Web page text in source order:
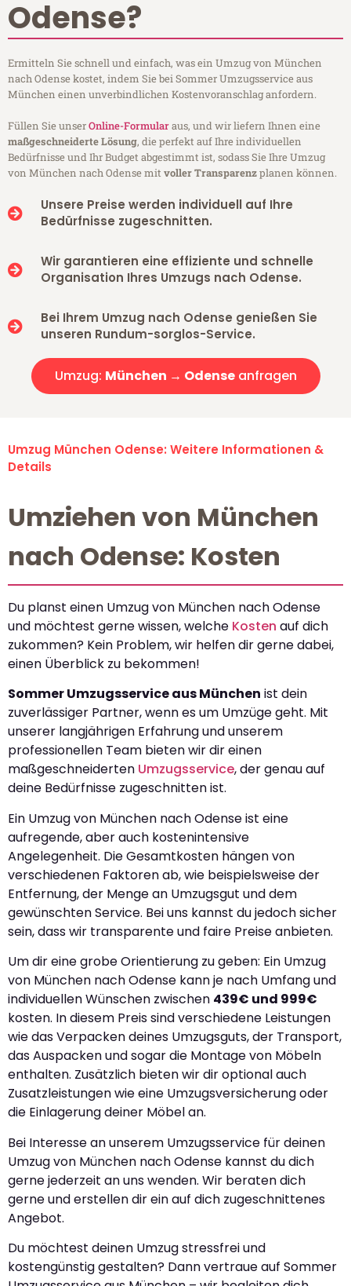
Odense?
Ermitteln Sie schnell und einfach, was ein Umzug von München
nach Odense kostet, indem Sie bei Sommer Umzugsservice aus
München einen unverbindlichen Kostenvoranschlag anfordern.
Füllen Sie unserOnline-Formularaus, und wir liefern Ihnen eine
maßgeschneiderte Lösung, die perfekt auf Ihre individuellen
Bedürfnisse und Ihr Budget abgestimmt ist, sodass Sie Ihre Umzug
von München nach Odense mitvoller Transparenzplanen können.
Unsere Preise werden individuell auf Ihre
Bedürfnisse zugeschnitten.
Wir garantieren eine effiziente und schnelle
Organisation Ihres Umzugs nach Odense.
Bei Ihrem Umzug nach Odense genießen Sie
unseren Rundum-sorglos-Service.
Umzug: München → Odenseanfragen
Umzug München Odense: Weitere Informationen &
Details
Umziehen von München
nach Odense: Kosten
Du planst einen Umzug von München nach Odense
und möchtest gerne wissen, welche Kosten auf dich
zukommen? Kein Problem, wir helfen dir gerne dabei,
einen Überblick zu bekommen!
Sommer Umzugsservice aus München ist dein
zuverlässiger Partner, wenn es um Umzüge geht. Mit
unserer langjährigen Erfahrung und unserem
professionellen Team bieten wir dir einen
maßgeschneiderten Umzugsservice, der genau auf
deine Bedürfnisse zugeschnitten ist.
Ein Umzug von München nach Odense ist eine
aufregende, aber auch kostenintensive
Angelegenheit. Die Gesamtkosten hängen von
verschiedenen Faktoren ab, wie beispielsweise der
Entfernung, der Menge an Umzugsgut und dem
gewünschten Service. Bei uns kannst du jedoch sicher
sein, dass wir transparente und faire Preise anbieten.
Um dir eine grobe Orientierung zu geben: Ein Umzug
von München nach Odense kann je nach Umfang und
individuellen Wünschen zwischen 439€ und 999€
kosten. In diesem Preis sind verschiedene Leistungen
wie das Verpacken deines Umzugsguts, der Transport,
das Auspacken und sogar die Montage von Möbeln
enthalten. Zusätzlich bieten wir dir optional auch
Zusatzleistungen wie eine Umzugsversicherung oder
die Einlagerung deiner Möbel an.
Bei Interesse an unserem Umzugsservice für deinen
Umzug von München nach Odense kannst du dich
gerne jederzeit an uns wenden. Wir beraten dich
gerne und erstellen dir ein auf dich zugeschnittenes
Angebot.
Du möchtest deinen Umzug stressfrei und
kostengünstig gestalten? Dann vertraue auf Sommer